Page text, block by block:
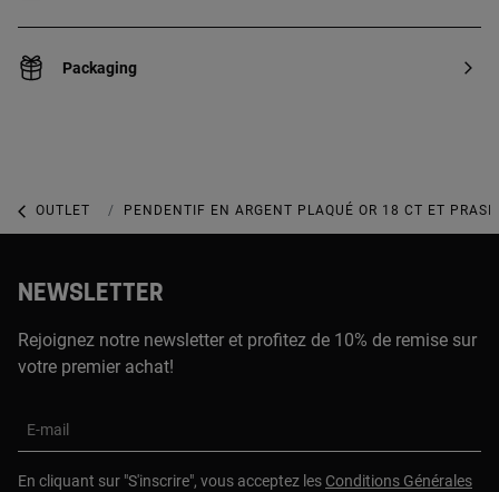
Packaging
OUTLET OUTLET BIJOUX
PENDENTIF EN ARGENT PLAQUÉ OR 18 CT ET
NEWSLETTER
Rejoignez notre newsletter et profitez de 10% de remise sur
votre premier achat!
E-mail
En cliquant sur "S'inscrire", vous acceptez les Conditions Générales